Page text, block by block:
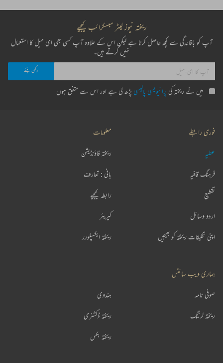
ریختہ نیوز لیٹر سبسکرائب کیجیے
آپ کو باقاعدگی سے کچھ حاصل کرنا ہے لیکن اس کے علاوہ آپ کسی بھی ای میل کا استعمال
نہیں کرتے ہیں۔
میں نے ریختہ کی پرائیویسی پالیسی پڑھ لی ہے اور اس سے متفق ہوں
فوری رابطے
عطیہ
فرہنگ قافیہ
تقطیع
اردو وسائل
اپنی تخلیقات ریختہ کو بھیجیں
معلومات
ریختہ فاؤنڈیشن
بانی : تعارف
رابطہ کیجیے
کیریئر
ریختہ ایکسپلورر
ہماری ویب سائٹس
ہندوی صوفی نامہ
ریختہ ڈکشنری ریختہ لرننگ
ریختہ بکس